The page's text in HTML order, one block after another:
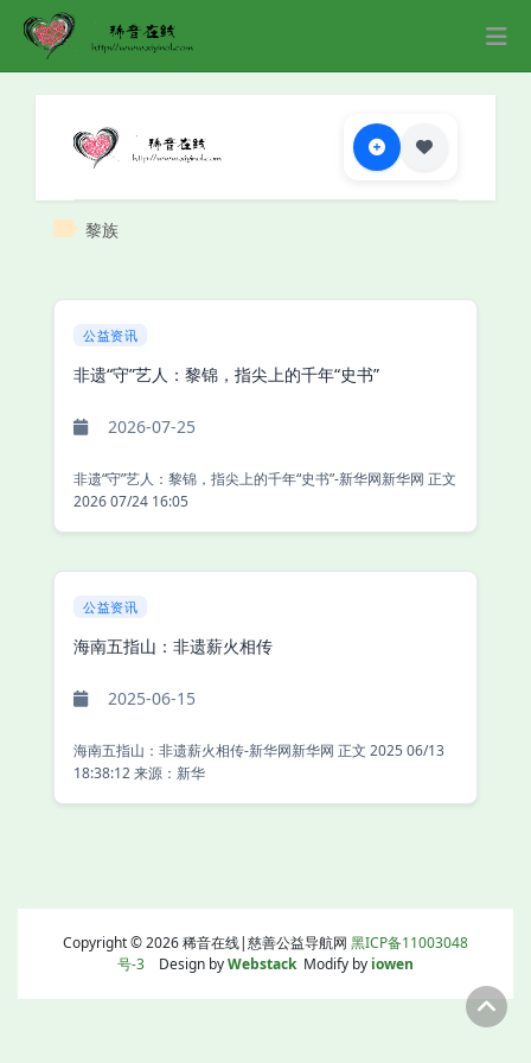
黎族
公益资讯
非遗“守”艺人：黎锦，指尖上的千年“史书”
2026-07-25
非遗“守”艺人：黎锦，指尖上的千年“史书”-新华网新华网 正文
2026 07/24 16:05
公益资讯
海南五指山：非遗薪火相传
2025-06-15
海南五指山：非遗薪火相传-新华网新华网 正文 2025 06/13
18:38:12 来源：新华
Copyright © 2026 稀音在线|慈善公益导航网 黑ICP备11003048
号-3 Design byWebstackModify by iowen